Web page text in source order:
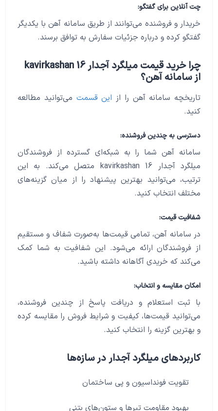
چت آنلاین برای گفتگو:
خریدار و فروشنده می‌توانند از طریق سامانه آهن با یکدیگر
گفتگو کرده و درباره جزئیات سفارش به توافق برسند.
چرا خرید قیمت میلگرد آجدار 16 kavirkashan
از سامانه آهن؟
تاریخچه سامانه آهن را از این قسمت می‌توانید مطالعه
کنید.
دسترسی به چندین فروشنده:
سامانه آهن شما را به شبکه‌ای گسترده از فروشندگان
میلگرد آجدار 16 kavirkashan متصل می‌کند. به این
ترتیب، می‌توانید بهترین پیشنهاد را از میان گزینه‌های
مختلف انتخاب کنید.
شفافیت قیمت:
در سامانه آهن، تمامی قیمت‌ها به‌صورت شفاف و مستقیم
از فروشندگان ارائه می‌شود. این شفافیت به شما کمک
می‌کند که خریدی آگاهانه داشته باشید.
امکان مقایسه و انتخاب:
با ثبت استعلام و دریافت پاسخ از چندین فروشنده،
می‌توانید قیمت‌ها، کیفیت و شرایط فروش را مقایسه کرده
و بهترین گزینه را انتخاب کنید.
کاربردهای میلگرد آجدار در سازه‌ها
تقویت فونداسیون و پی ساختمان
بهبود مقاومت تیرها و ستون‌های بتنی